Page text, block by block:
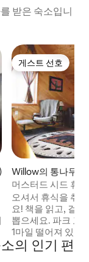
받은 숙소입니
점 만점), 후기 119
게스트 선호
게스트 선호
Willow의 통나무집
머스터드 시드 휴
오셔서 휴식을 취
요! 책을 읽고, 걸
뽑으세요. 파크 고
1마일 떨어져 있습
에 위치하고 있으
이디타로드 개 썰
의 인기 편